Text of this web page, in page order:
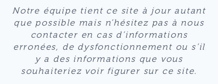
Notre équipe tient ce site à jour autant
que possible mais n’hésitez pas à nous
contacter en cas d’informations
erronées, de dysfonctionnement ou s’il
y a des informations que vous
souhaiteriez voir figurer sur ce site.